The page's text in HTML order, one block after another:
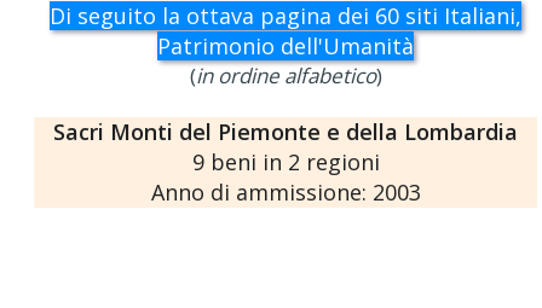
Di seguito la ottava pagina dei 60 siti Italiani,
Patrimonio dell'Umanità
(in ordine alfabetico)
Sacri Monti del Piemonte e della Lombardia
9 beni in 2 regioni
Anno di ammissione: 2003